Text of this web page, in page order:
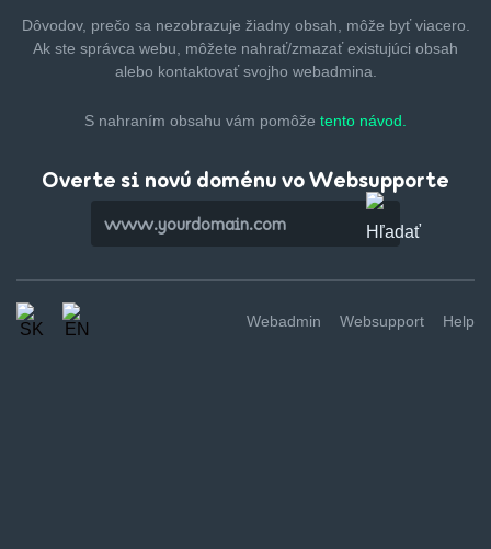
Dôvodov, prečo sa nezobrazuje žiadny obsah, môže byťviacero.
Ak ste správca webu, môžete nahrať/zmazaťexistujúci obsah
alebo kontaktovať svojho webadmina.
S nahraním obsahu vám pomôže tento návod.
Overte si novú doménu vo Websupporte
Webadmin Websupport Help